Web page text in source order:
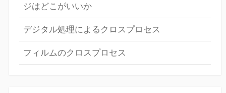
ジはどこがいいか
デジタル処理によるクロスプロセス
フィルムのクロスプロセス